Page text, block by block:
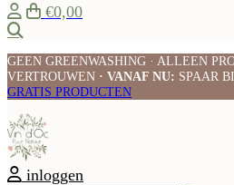
€0,00
GEEN GREENWASHING · ALLEEN
VERTROUWEN · VANAF NU: SPAAR
GRATIS PRODUCTEN
inloggen